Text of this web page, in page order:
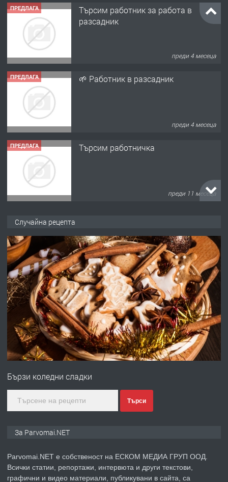
ПРЕДЛАГА
Търсим работник за работа в
разсадник
преди 4 месеца
ПРЕДЛАГА 🌱 Работник в разсадник
преди 4 месеца
ПРЕДЛАГА Търсим работничка
преди 11 месеца
преди 1 година
ПРЕДЛАГА Работа за общи работници
преди 1 година
ПРЕДЛАГА
Първи поход "По стъпките на Ангел
преди 1 година
Случайна рецепта
Бързи коледни сладки
Търси
За Parvomai.NET
Parvomai.NET е собственост на ЕСКОМ МЕДИА ГРУП ООД.
Всички статии, репортажи, интервюта и други текстови,
графични и видео материали, публикувани в сайта, са